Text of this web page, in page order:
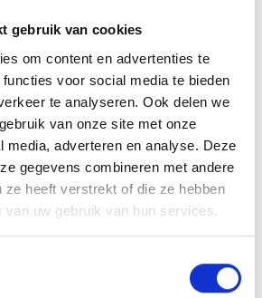
gebruik van cookies
om content en advertenties te
voor social media te bieden
te analyseren. Ook delen we
van onze site met onze
media, adverteren en analyse. Deze
gegevens combineren met andere
ze heeft verstrekt of die ze hebben
uw gebruik van hun services.
PARTS VOOR JE WEBER
SPIRIT
HOW TO: ONDERHOUD